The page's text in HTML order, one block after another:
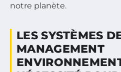
notre planète.
LES SYSTÈMES
MANAGEMENT